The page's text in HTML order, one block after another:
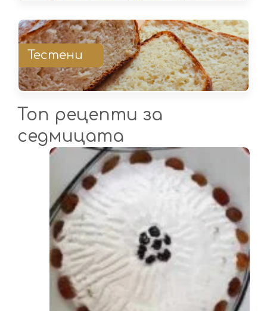
Тестени
Топ рецепти за
седмицата